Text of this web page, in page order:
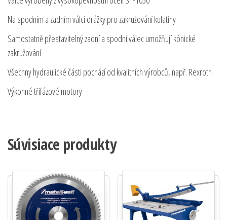
Na spodním a zadním válci drážky pro zakružování kulatiny
Samostatně přestavitelný zadní a spodní válec umožňují kónické
zakružování
Všechny hydraulické části pochází od kvalitních výrobců, např. Rexroth
Výkonné třífázové motory
Súvisiace produkty